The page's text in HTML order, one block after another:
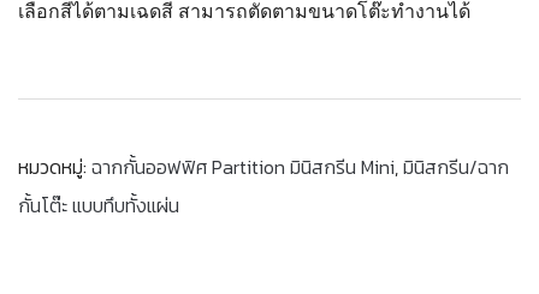
เลือกสีได้ตามเฉดสี สามารถตัดตามขนาดโต๊ะทำงานได้
หมวดหมู่: ฉากกั้นออฟฟิศ Partition มินิสกรีน Mini,มินิสกรีน/ฉาก
กั้นโต๊ะ แบบทึบทั้งแผ่น